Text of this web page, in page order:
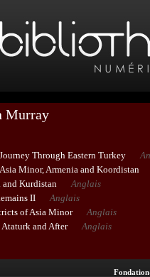
Murray
Through Eastern Turkey
Minor, Armenia and Koordistan
and Kurdistan
Anglais
II
Anglais
of Asia Minor
Anglais
and After Anglais
Fondation